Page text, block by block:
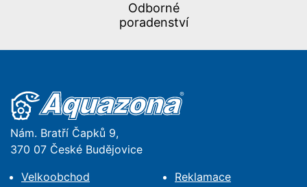
Odborné
poradenství
Nám. Bratří Čapků 9,
370 07 České Budějovice
Velkoobchod
Reklamace